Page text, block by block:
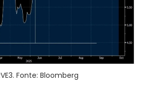
Fonte: Bloomberg